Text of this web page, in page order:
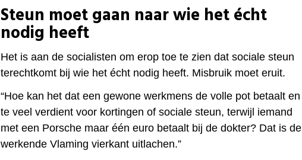
Steun moet gaan naar wie het écht
nodig heeft
Het is aan de socialisten om erop toe te zien dat sociale steun
terechtkomt bij wie het écht nodig heeft. Misbruik moet eruit.
“Hoe kan het dat een gewone werkmens de volle pot betaalt en
te veel verdient voor kortingen of sociale steun, terwijl iemand
met een Porsche maar één euro betaalt bij de dokter? Dat is de
werkende Vlaming vierkant uitlachen.”